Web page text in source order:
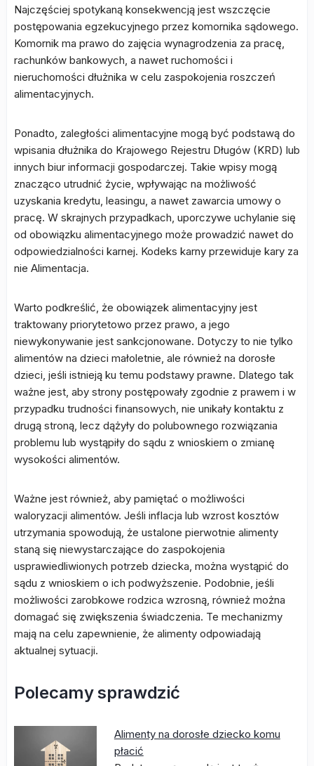
Najczęściej spotykaną konsekwencją jest wszczęcie
postępowania egzekucyjnego przez komornika sądowego.
Komornik ma prawo do zajęcia wynagrodzenia za pracę,
rachunków bankowych, a nawet ruchomości i
nieruchomości dłużnika w celu zaspokojenia roszczeń
alimentacyjnych.
Ponadto, zaległości alimentacyjne mogą być podstawą do
wpisania dłużnika do Krajowego Rejestru Długów (KRD) lub
innych biur informacji gospodarczej. Takie wpisy mogą
znacząco utrudnić życie, wpływając na możliwość
uzyskania kredytu, leasingu, a nawet zawarcia umowy o
pracę. W skrajnych przypadkach, uporczywe uchylanie się
od obowiązku alimentacyjnego może prowadzić nawet do
odpowiedzialności karnej. Kodeks karny przewiduje kary za
nie Alimentacja.
Warto podkreślić, że obowiązek alimentacyjny jest
traktowany priorytetowo przez prawo, a jego
niewykonywanie jest sankcjonowane. Dotyczy to nie tylko
alimentów na dzieci małoletnie, ale również na dorosłe
dzieci, jeśli istnieją ku temu podstawy prawne. Dlatego tak
ważne jest, aby strony postępowały zgodnie z prawem i w
przypadku trudności finansowych, nie unikały kontaktu z
drugą stroną, lecz dążyły do polubownego rozwiązania
problemu lub wystąpiły do sądu z wnioskiem o zmianę
wysokości alimentów.
Ważne jest również, aby pamiętać o możliwości
waloryzacji alimentów. Jeśli inflacja lub wzrost kosztów
utrzymania spowodują, że ustalone pierwotnie alimenty
staną się niewystarczające do zaspokojenia
usprawiedliwionych potrzeb dziecka, można wystąpić do
sądu z wnioskiem o ich podwyższenie. Podobnie, jeśli
możliwości zarobkowe rodzica wzrosną, również można
domagać się zwiększenia świadczenia. Te mechanizmy
mają na celu zapewnienie, że alimenty odpowiadają
aktualnej sytuacji.
Polecamy sprawdzić
Alimenty na dorosłe dziecko komu
płacić